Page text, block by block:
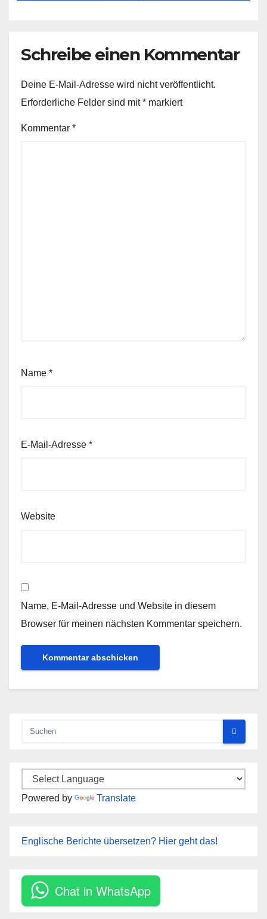
Schreibe einen Kommentar
Deine E-Mail-Adresse wird nicht veröffentlicht.
Erforderliche Felder sind mit* markiert
Kommentar *
Name *
E-Mail-Adresse *
Website
Name, E-Mail-Adresse und Website in diesem
Browser für meinen nächsten Kommentar speichern.
Powered by Translate
Englische Berichte übersetzen? Hier geht das!
Chat in WhatsApp